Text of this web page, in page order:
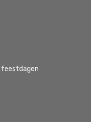
feestdagen